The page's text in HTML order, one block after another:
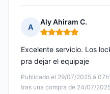
A
Aly Ahiram C.
Nota: 5 de 5
Publicado el 29/07/2025 à
tras una compra de 24/07/
Excelente servicio. Los
pra dejar el equipaje